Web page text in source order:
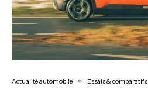
Actualité automobile Essais & comparatifs